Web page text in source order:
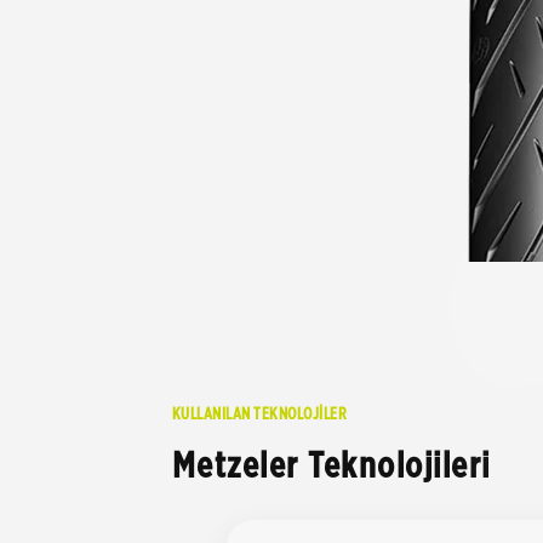
KULLANILAN TEKNOLOJİLER
Metzeler Teknolojileri